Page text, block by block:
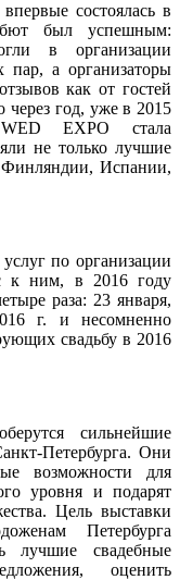
состоялась в
был успешным:
в организации
пар, а организаторы
как от гостей
через год, уже в 2015
EXPO стала
не только лучшие
Финляндии, Испании,
по организации
к ним, в 2016 году
раза: 23 января,
г. и несомненно
свадьбу в 2016
сильнейшие
Петербурга. Они
возможности для
уровня и подарят
Цель выставки
Петербурга
лучшие свадебные
оценить